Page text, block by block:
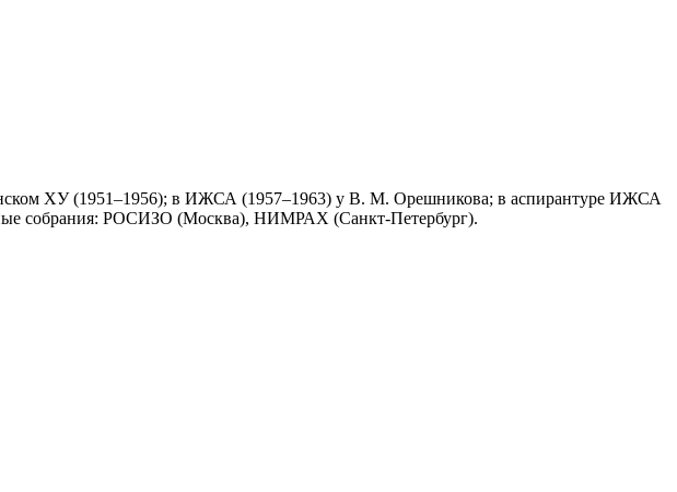
ХУ (1951–1956); в ИЖСА (1957–1963) у В. М. Орешникова; в аспирантуре ИЖСА
собрания: РОСИЗО (Москва), НИМРАХ (Санкт‑Петербург).